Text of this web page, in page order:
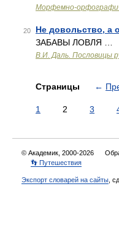
Морфемно-
20 Не довольство, а
ЗАБАВЫ ЛОВЛЯ …
В.И. Даль. Пословицы
Страницы ←
1 2 3
© Академик, 2000-2026
👣 Путешествия
Экспорт словарей на сайты ,